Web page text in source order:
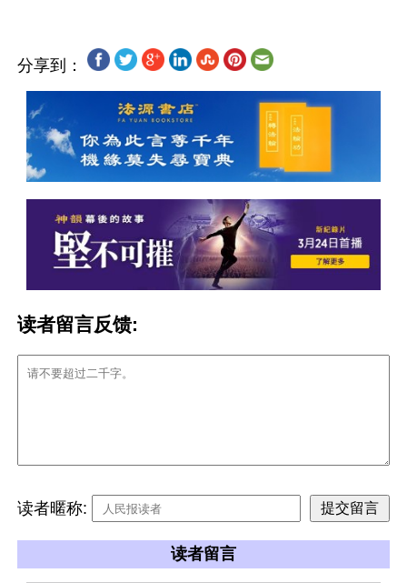
分享到：
读者留言反馈:
读者暱称:
读者留言